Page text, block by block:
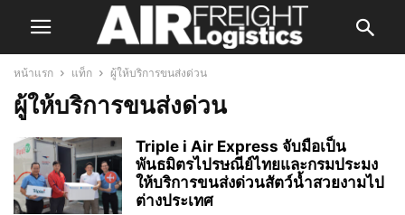
หน้าแรก แท็ก ผู้ให้บริการขนส่งด่วน
ผู้ให้บริการขนส่งด่วน
Triple i Air Express จับมือเป็น
พันธมิตรไปรษณีย์ไทยและกรมประมง
ให้บริการขนส่งด่วนสัตว์น้ำสวยงามไป
ต่างประเทศ